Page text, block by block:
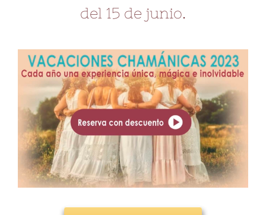
del 15 de junio.